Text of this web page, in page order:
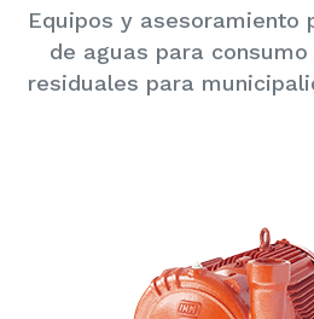
Equipos y asesoramiento
de aguas para
residuales para